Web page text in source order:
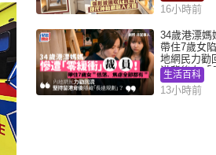
16小時前
34歲港漂媽
帶住7歲女
地網民力勸
港背後有「
劃」？
生活百科
13小時前